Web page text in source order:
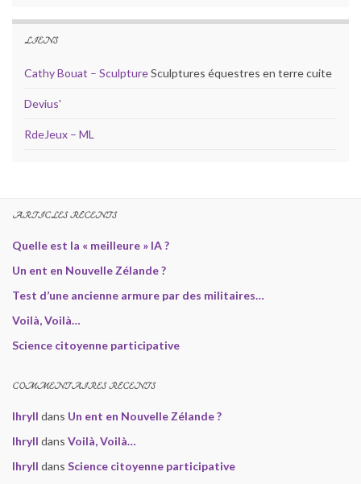
LIENS
Cathy Bouat – SculptureSculptures équestres en terre cuite
Devius'
RdeJeux – ML
ARTICLES RÉCENTS
Quelle est la « meilleure » IA ?
Un ent en Nouvelle Zélande ?
Test d’une ancienne armure par des militaires…
Voilà, Voilà…
Science citoyenne participative
COMMENTAIRES RÉCENTS
Ihryll dans Un ent en Nouvelle Zélande ?
Ihryll dans Voilà, Voilà…
Ihryll dans Science citoyenne participative